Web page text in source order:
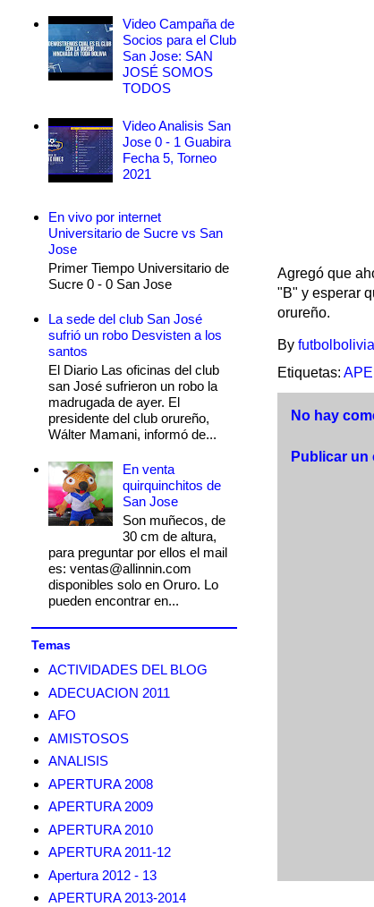
Agregó que
"B" y esperar
orureño.
By futbolbolivia
Etiquetas:
No hay
Publicar un
Video Campaña de
Socios para el Club
San Jose: SAN
JOSÉ SOMOS
TODOS
Video Analisis San
Jose 0 - 1 Guabira
Fecha 5, Torneo
2021
En vivo por internet
Universitario de Sucre vs San
Jose
Primer Tiempo Universitario de
Sucre 0 - 0 San Jose
La sede del club San José
sufrió un robo Desvisten a los
santos
El Diario Las oficinas del club
san José sufrieron un robo la
madrugada de ayer. El
presidente del club orureño,
Wálter Mamani, informó de...
En venta
quirquinchitos de
San Jose
Son muñecos, de
30 cm de altura,
para preguntar por ellos el mail
es: ventas@allinnin.com
disponibles solo en Oruro. Lo
pueden encontrar en...
Temas
ACTIVIDADES DEL BLOG
ADECUACION 2011
AFO
AMISTOSOS
ANALISIS
APERTURA 2008
APERTURA 2009
APERTURA 2010
APERTURA 2011-12
Apertura 2012 - 13
APERTURA 2013-2014